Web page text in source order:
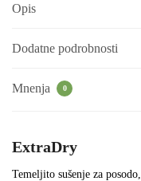
Opis
Dodatne podrobnosti
Mnenja 0
ExtraDry
Temeljito sušenje za